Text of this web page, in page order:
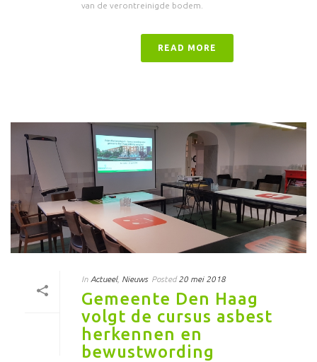
van de verontreinigde bodem.
READ MORE
In Actueel, Nieuws Posted 20 mei 2018
Gemeente Den Haag
volgt de cursus asbest
herkennen en
bewustwording